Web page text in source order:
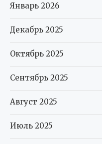
Январь 2026
Декабрь 2025
Октябрь 2025
Сентябрь 2025
Август 2025
Июль 2025